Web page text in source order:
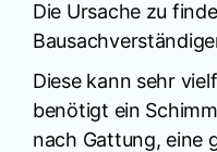
Die Ursache zu
Diese kann sehr
benötigt ein
nach Gattung, eine